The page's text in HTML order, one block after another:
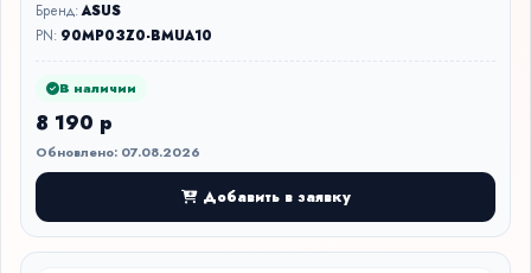
Бренд:ASUS
PN: 90MP03Z0-BMUA10
В наличии
8 190 р
Обновлено: 07.08.2026
Добавить в заявку